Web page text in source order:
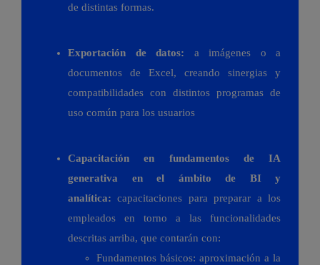
de distintas formas.
Exportación de datos: a imágenes o a
documentos de Excel, creando sinergias y
compatibilidades con distintos programas de
uso común para los usuarios
Capacitación en fundamentos de IA
generativa en el ámbito de BI y
analítica: capacitaciones para preparar a los
empleados en torno a las funcionalidades
descritas arriba, que contarán con:
Fundamentos básicos: aproximación a la